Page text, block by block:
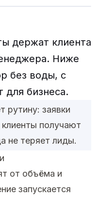
держат клиента
Ниже
без воды, с
для бизнеса.
рутину: заявки
получают
не теряет лиды.
от объёма и
запускается